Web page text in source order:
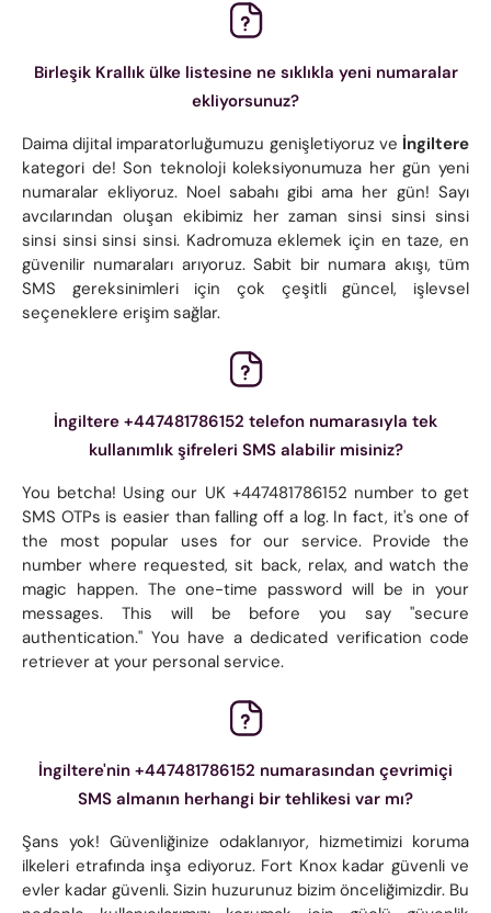
Birleşik Krallık ülke listesine ne sıklıkla yeni numaralar
ekliyorsunuz?
Daima dijital imparatorluğumuzu genişletiyoruz ve İngiltere
kategori de! Son teknoloji koleksiyonumuza her gün yeni
numaralar ekliyoruz. Noel sabahı gibi ama her gün! Sayı
avcılarından oluşan ekibimiz her zaman sinsi sinsi sinsi
sinsi sinsi sinsi sinsi. Kadromuza eklemek için en taze, en
güvenilir numaraları arıyoruz. Sabit bir numara akışı, tüm
SMS gereksinimleri için çok çeşitli güncel, işlevsel
seçeneklere erişim sağlar.
İngiltere +447481786152 telefon numarasıyla tek
kullanımlık şifreleri SMS alabilir misiniz?
You betcha! Using our UK +447481786152 number to get
SMS OTPs is easier than falling off a log. In fact, it's one of
the most popular uses for our service. Provide the
number where requested, sit back, relax, and watch the
magic happen. The one-time password will be in your
messages. This will be before you say "secure
authentication." You have a dedicated verification code
retriever at your personal service.
İngiltere'nin +447481786152 numarasından çevrimiçi
SMS almanın herhangi bir tehlikesi var mı?
Şans yok! Güvenliğinize odaklanıyor, hizmetimizi koruma
ilkeleri etrafında inşa ediyoruz. Fort Knox kadar güvenli ve
evler kadar güvenli. Sizin huzurunuz bizim önceliğimizdir. Bu